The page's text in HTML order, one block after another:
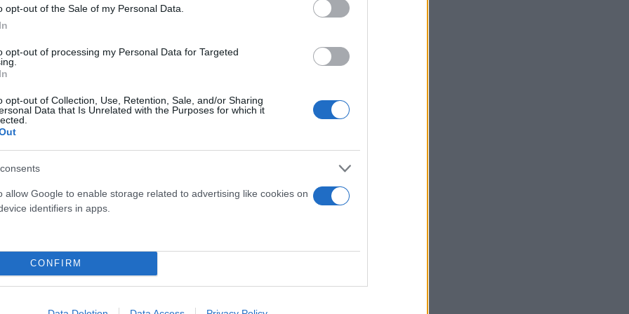
opt-out of the Sale of my Personal Data.
opt-out of processing my Personal Data for Targeted
opt-out of Collection, Use, Retention, Sale, and/or Sharing
Data that Is Unrelated with the Purposes for which it
allow Google to enable storage related to advertising like cookies on
identifiers in apps.
CONFIRM
διακοπή υδροδότησης
ορισμένες βασικές οδηγίες προστατεύοντας τον εαυτό μας
αιτία της διακοπής υδροδότησης. Αυτό μπορεί να συμβεί
ελέγχοντας την ιστοσελίδα της.